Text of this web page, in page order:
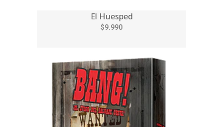
El Huesped
$9.990